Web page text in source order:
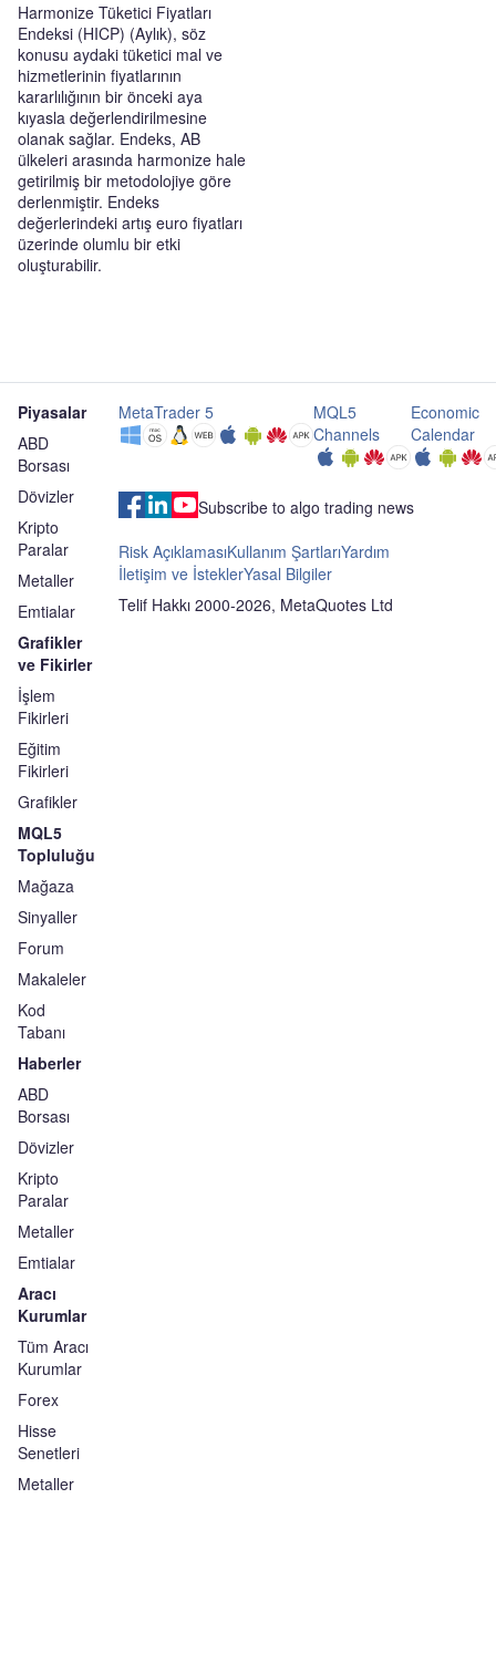
Harmonize Tüketici Fiyatları
Endeksi (HICP) (Aylık), söz
konusu aydaki tüketici mal ve
hizmetlerinin fiyatlarının
kararlılığının bir önceki aya
kıyasla değerlendirilmesine
olanak sağlar. Endeks, AB
ülkeleri arasında harmonize hale
getirilmiş bir metodolojiye göre
derlenmiştir. Endeks
değerlerindeki artış euro fiyatları
üzerinde olumlu bir etki
oluşturabilir.
Piyasalar
ABD
Borsası
Dövizler
Kripto
Paralar
Metaller
Emtialar
Grafikler
ve Fikirler
İşlem
Fikirleri
Eğitim
Fikirleri
Grafikler
MQL5
Topluluğu
Mağaza
Sinyaller
Forum
Makaleler
Kod
Tabanı
Haberler
ABD
Borsası
Dövizler
Kripto
Paralar
Metaller
Emtialar
Aracı
Kurumlar
Tüm Aracı
Kurumlar
Forex
Hisse
Senetleri
Metaller
MetaTrader 5
MQL5
Channels
Economic
Calendar
Subscribe to algo trading news
Risk AçıklamasıKullanım ŞartlarıYardım
İletişim ve İsteklerYasal Bilgiler
Telif Hakkı 2000-2026, MetaQuotes Ltd